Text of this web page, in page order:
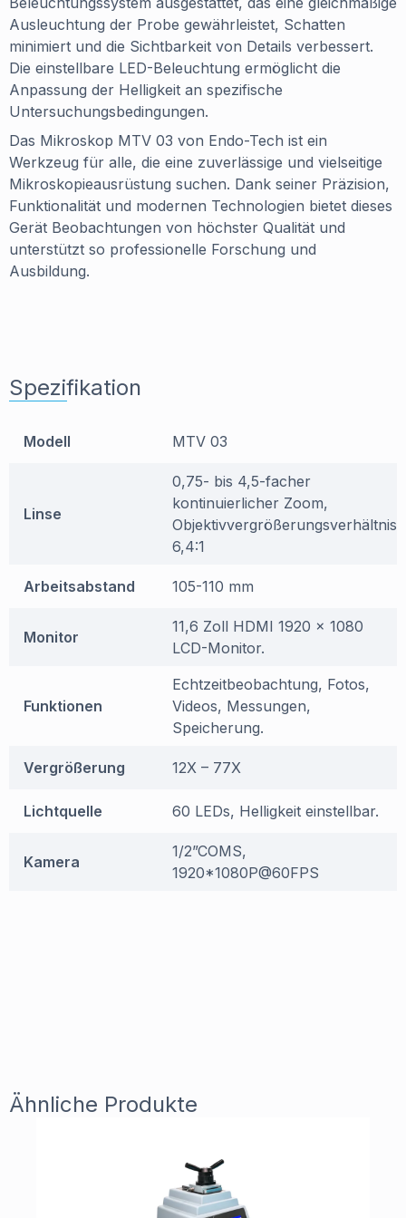
Ausleuchtung der Probe gewährleistet, Schatten
minimiert und die Sichtbarkeit von Details verbessert.
Die einstellbare LED-Beleuchtung ermöglicht die
Anpassung der Helligkeit an spezifische
Untersuchungsbedingungen.
Das Mikroskop MTV 03 von Endo-Tech ist ein
Werkzeug für alle, die eine zuverlässige und vielseitige
Mikroskopieausrüstung suchen. Dank seiner Präzision,
Funktionalität und modernen Technologien bietet dieses
Gerät Beobachtungen von höchster Qualität und
unterstützt so professionelle Forschung und
Ausbildung.
Spezifikation
Modell MTV 03
Linse
0,75- bis 4,5-facher
kontinuierlicher Zoom,
Objektivvergrößerungsverhältnis
6,4:1
Arbeitsabstand 105-110 mm
Monitor
11,6 Zoll HDMI 1920 x 1080
LCD-Monitor.
Funktionen
Echtzeitbeobachtung, Fotos,
Videos, Messungen,
Speicherung.
Vergrößerung 12X – 77X
Lichtquelle 60 LEDs, Helligkeit einstellbar.
Kamera
1/2”COMS,
1920*1080P@60FPS
Ähnliche Produkte